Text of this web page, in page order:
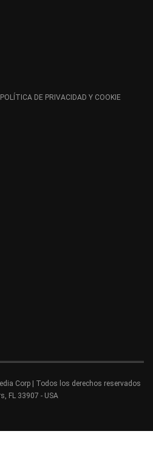
POLÍTICA DE PRIVACIDAD Y COOKIE
Corp | Todos los derechos reservados
FL 33907 - USA